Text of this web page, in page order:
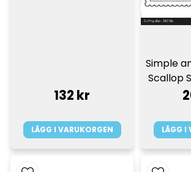
132 kr
LÄGG I VARUKORGEN
Simple
Scallop
LÄGG I